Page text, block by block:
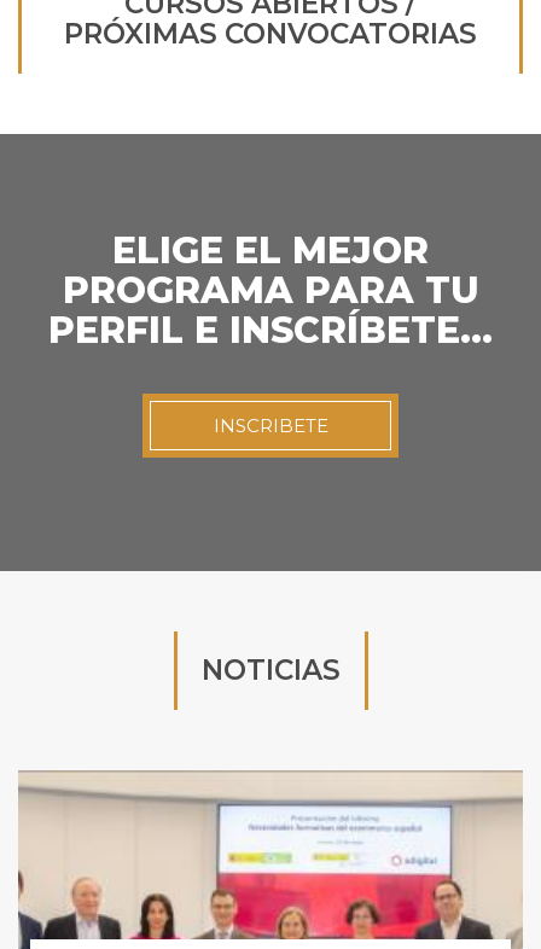
PRÓXIMAS CONVOCATORIAS
ELIGE EL MEJOR
PROGRAMA PARA TU
PERFIL E INSCRÍBETE…
INSCRIBETE
NOTICIAS